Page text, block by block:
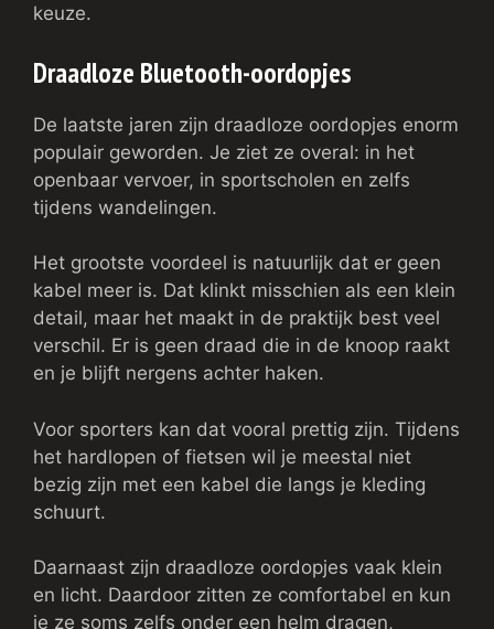
keuze.
Draadloze Bluetooth-oordopjes
De laatste jaren zijn draadloze oordopjes enorm
populair geworden. Je ziet ze overal: in het
openbaar vervoer, in sportscholen en zelfs
tijdens wandelingen.
Het grootste voordeel is natuurlijk dat er geen
kabel meer is. Dat klinkt misschien als een klein
detail, maar het maakt in de praktijk best veel
verschil. Er is geen draad die in de knoop raakt
en je blijft nergens achter haken.
Voor sporters kan dat vooral prettig zijn. Tijdens
het hardlopen of fietsen wil je meestal niet
bezig zijn met een kabel die langs je kleding
schuurt.
Daarnaast zijn draadloze oordopjes vaak klein
en licht. Daardoor zitten ze comfortabel en kun
je ze soms zelfs onder een helm dragen,